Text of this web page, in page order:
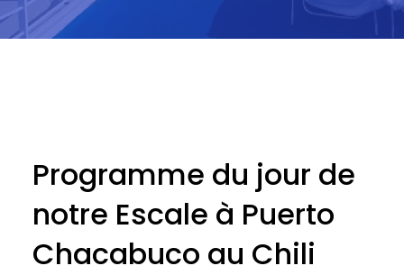
Programme du jour de
notre Escale à Puerto
Chacabuco au Chili